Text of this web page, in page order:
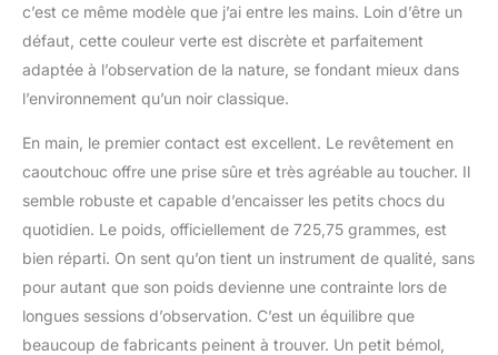
c’est ce même modèle que j’ai entre les mains. Loin d’être un
défaut, cette couleur verte est discrète et parfaitement
adaptée à l’observation de la nature, se fondant mieux dans
l’environnement qu’un noir classique.
En main, le premier contact est excellent. Le revêtement en
caoutchouc offre une prise sûre et très agréable au toucher. Il
semble robuste et capable d’encaisser les petits chocs du
quotidien. Le poids, officiellement de 725,75 grammes, est
bien réparti. On sent qu’on tient un instrument de qualité, sans
pour autant que son poids devienne une contrainte lors de
longues sessions d’observation. C’est un équilibre que
beaucoup de fabricants peinent à trouver. Un petit bémol,